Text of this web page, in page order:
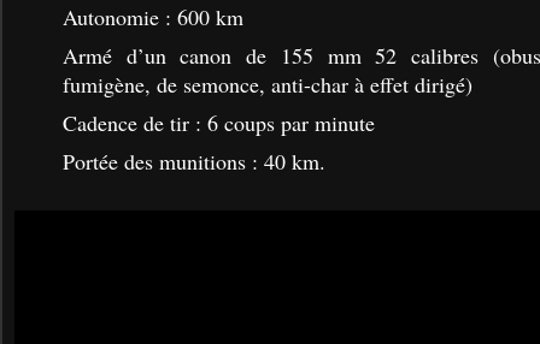
Autonomie : 600 km
Armé d’un canon de 155 mm 52 calibres
fumigène, de semonce, anti-char à effet dirigé)
Cadence de tir : 6 coups par minute
Portée des munitions : 40 km.